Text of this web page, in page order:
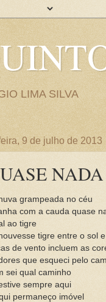
LIMA SILVA
9 de julho de 2013
NADA
grampeada no céu
com a cauda quase
ao tigre
tigre entre o sol
de vento incluem as
que esqueci pelo
sei qual caminho
sempre aqui
permaneço imóvel